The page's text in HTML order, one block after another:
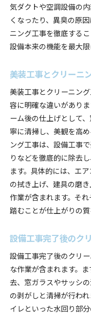
気ダクトや空調設備の
くなったり、異臭の原
ニング工事を徹底する
設備本来の機能を最大
美装工事とクリーニ
美装工事とクリーニン
容に明確な違いがあり
ーム後の仕上げとして
寧に清掃し、美観を高
ング工事は、設備工事
りなどを徹底的に除去
ます。具体的には、エ
の拭き上げ、建具の磨
作業が含まれます。そ
踏むことが仕上がりの質
設備工事完了後のク
設備工事完了後のクリ
な作業が含まれます。
去、窓ガラスやサッシ
の剥がしと清掃が行わ
イレといった水回り部